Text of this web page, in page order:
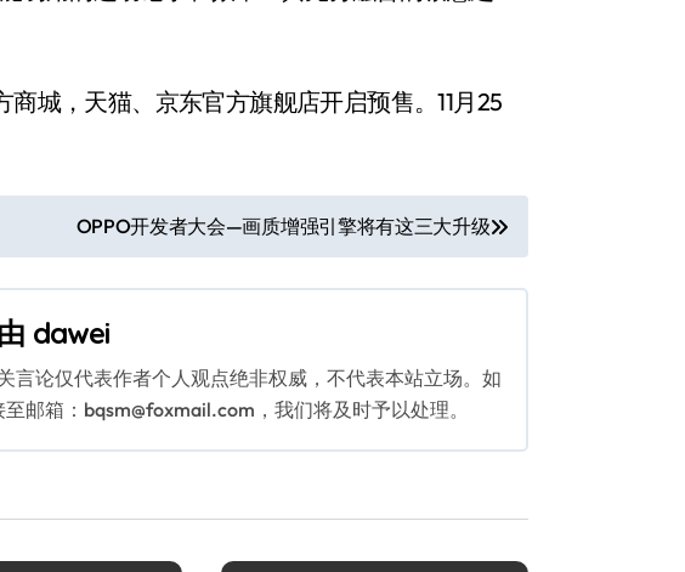
城，天猫、京东官方旗舰店开启预售。11月25
OPPO开发者大会—画质增强引擎将有这三大升级
dawei
言论仅代表作者个人观点绝非权威，不代表本站立场。如
邮箱：bqsm@foxmail.com，我们将及时予以处理。